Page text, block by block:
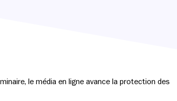
le média en ligne avance la protection des